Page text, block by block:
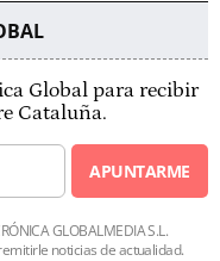
Global para recibir
Cataluña.
APUNTARME
GLOBALMEDIA S.L.
noticias de actualidad.